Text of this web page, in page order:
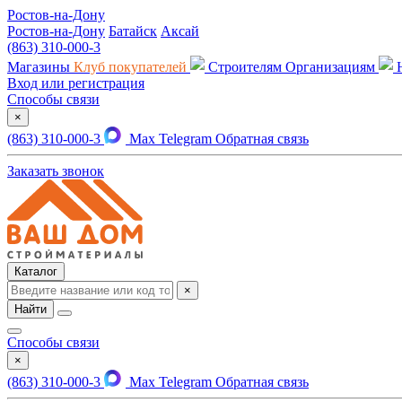
Ростов-на-Дону
Ростов-на-Дону Батайск Аксай
(863) 310-000-3
Магазины Клуб покупателей Строителям Организациям
Вход или регистрация
Способы связи
×
(863) 310-000-3 Max Telegram Обратная связь
Заказать звонок
Каталог
×
Найти
Способы связи
×
(863) 310-000-3 Max Telegram Обратная связь